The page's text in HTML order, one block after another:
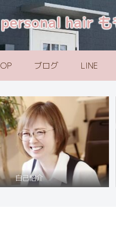
personal hair も
ブログ LINE
自己紹介